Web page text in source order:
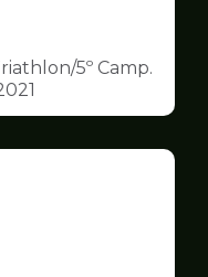
5º Camp.